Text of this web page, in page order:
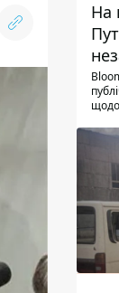
На